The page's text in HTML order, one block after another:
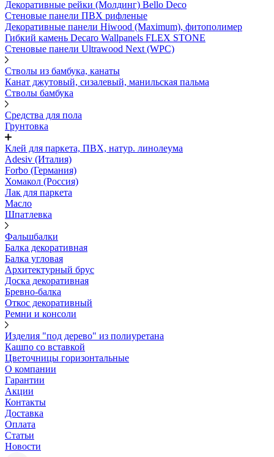
Декоративные рейки (Молдинг) Bello Deco
Стеновые панели ПВХ рифленые
Декоративные панели Hiwood (Maximum), фитополимер
Гибкий камень Decaro Wallpanels FLEX STONE
Стеновые панели Ultrawood Next (WPC)
Стволы из бамбука, канаты
Канат джутовый, сизалевый, манильская пальма
Стволы бамбука
Средства для пола
Грунтовка
Клей для паркета, ПВХ, натур. линолеума
Adesiv (Италия)
Forbo (Германия)
Хомакол (Россия)
Лак для паркета
Масло
Шпатлевка
Фальшбалки
Балка декоративная
Балка угловая
Архитектурный брус
Доска декоративная
Бревно-балка
Откос декоративный
Ремни и консоли
Изделия "под дерево" из полиуретана
Кашпо со вставкой
Цветочницы горизонтальные
О компании
Гарантии
Акции
Контакты
Доставка
Оплата
Статьи
Новости